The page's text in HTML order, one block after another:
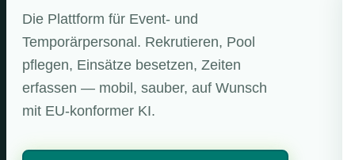
Die Plattform für Event- und
Temporärpersonal. Rekrutieren, Pool
pflegen, Einsätze besetzen, Zeiten
erfassen — mobil, sauber, auf Wunsch
mit EU-konformer KI.